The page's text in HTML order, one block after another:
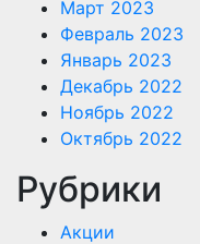
Март 2023
Февраль 2023
Январь 2023
Декабрь 2022
Ноябрь 2022
Октябрь 2022
Рубрики
Акции